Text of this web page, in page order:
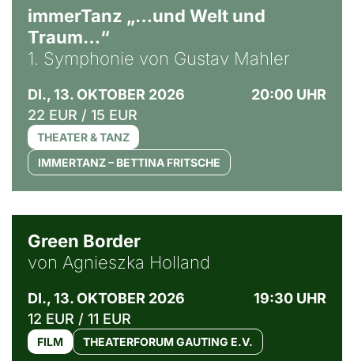
immerTanz „…und Welt und
Traum…“
1. Symphonie von Gustav Mahler
DI., 13. OKTOBER 2026
20:00 UHR
22 EUR / 15 EUR
THEATER & TANZ
IMMERTANZ – BETTINA FRITSCHE
Green Border
von Agnieszka Holland
DI., 13. OKTOBER 2026
19:30 UHR
12 EUR / 11 EUR
FILM THEATERFORUM GAUTING E.V.